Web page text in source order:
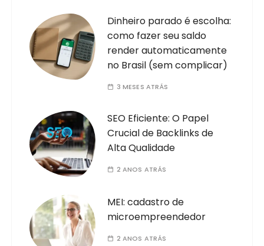
Dinheiro parado é escolha:
como fazer seu saldo
render automaticamente
no Brasil (sem complicar)
3 MESES ATRÁS
SEO Eficiente: O Papel
Crucial de Backlinks de
Alta Qualidade
2 ANOS ATRÁS
MEI: cadastro de
microempreendedor
2 ANOS ATRÁS